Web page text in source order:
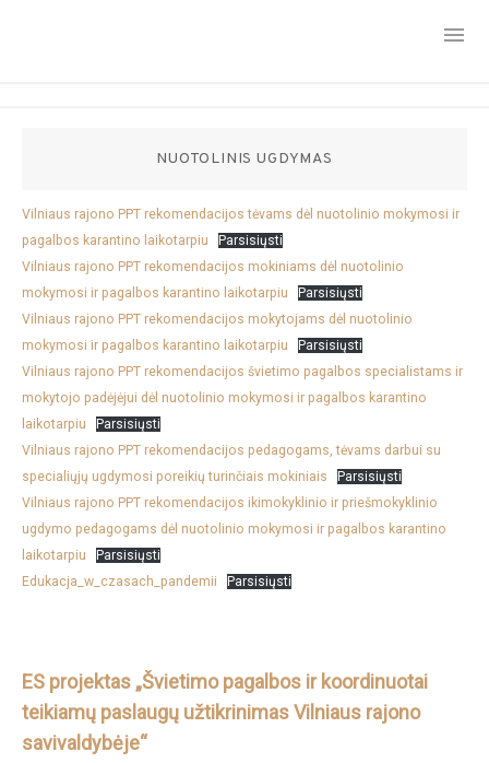
NUOTOLINIS UGDYMAS
Vilniaus rajono PPT rekomendacijos tėvams dėl nuotolinio mokymosi ir
pagalbos karantino laikotarpiu
Parsisiųsti
Vilniaus rajono PPT rekomendacijos mokiniams dėl nuotolinio
mokymosi ir pagalbos karantino laikotarpiu
Parsisiųsti
Vilniaus rajono PPT rekomendacijos mokytojams dėl nuotolinio
mokymosi ir pagalbos karantino laikotarpiu
Parsisiųsti
Vilniaus rajono PPT rekomendacijos švietimo pagalbos specialistams ir
mokytojo padėjėjui dėl nuotolinio mokymosi ir pagalbos karantino
laikotarpiu
Parsisiųsti
Vilniaus rajono PPT rekomendacijos pedagogams, tėvams darbui su
specialiųjų ugdymosi poreikių turinčiais mokiniais
Parsisiųsti
Vilniaus rajono PPT rekomendacijos ikimokyklinio ir priešmokyklinio
ugdymo pedagogams dėl nuotolinio mokymosi ir pagalbos karantino
laikotarpiu
Parsisiųsti
Edukacja_w_czasach_pandemii
Parsisiųsti
ES projektas „Švietimo pagalbos ir koordinuotai
teikiamų paslaugų užtikrinimas Vilniaus rajono
savivaldybėje“